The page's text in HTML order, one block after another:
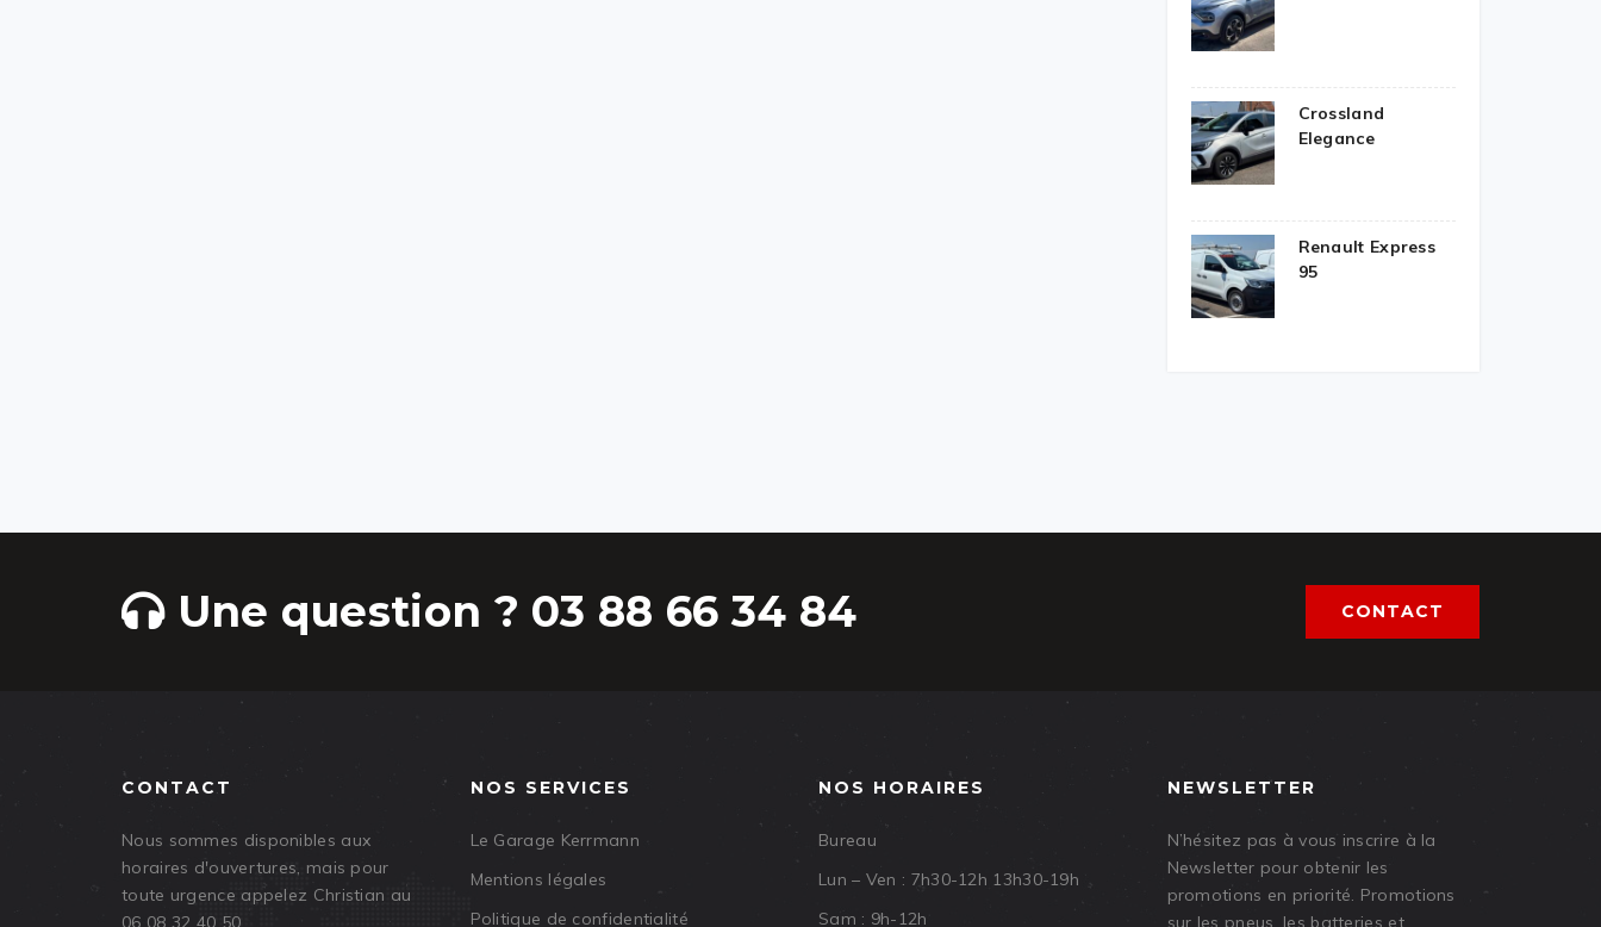
Crossland
Elegance
Renault Express
95
Une question ? 03 88 66 34 84 CONTACT
CONTACT
Nous sommes disponibles aux
horaires d'ouvertures, mais pour
toute urgence appelez Christian au
06 08 32 40 50
NOS SERVICES
Le Garage Kerrmann
Mentions légales
Politique de confidentialité
NOS HORAIRES
Bureau
Lun – Ven : 7h30-12h 13h30-19h
Sam : 9h-12h
NEWSLETTER
N’hésitez pas à vous inscrire à la
Newsletter pour obtenir les
promotions en priorité. Promotions
sur les pneus, les batteries et